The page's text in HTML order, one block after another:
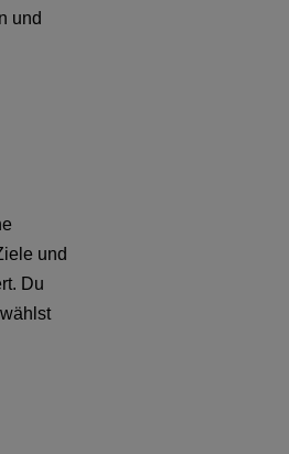
und
und
Du